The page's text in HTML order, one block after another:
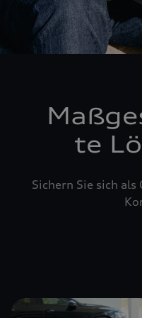
te
Sichern Sie sich